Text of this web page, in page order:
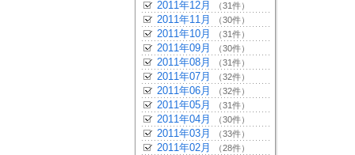
2011年12月 （31件）
2011年11月 （30件）
2011年10月 （31件）
2011年09月 （30件）
2011年08月 （31件）
2011年07月 （32件）
2011年06月 （32件）
2011年05月 （31件）
2011年04月 （30件）
2011年03月 （33件）
2011年02月 （28件）